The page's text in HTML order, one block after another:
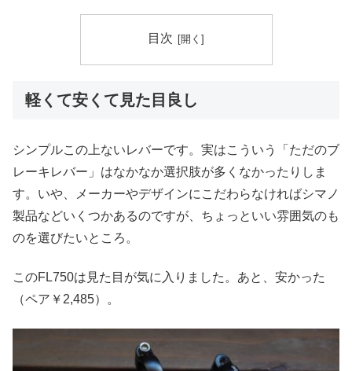
目次
軽くて安くて見た目良し
シンプルこの上ないレバーです。実はこういう「ただのブ
レーキレバー」はなかなか選択肢が多くなかったりしま
す。いや、メーカーやデザインにこだわらなければシマノ
製品などいくつかあるのですが、ちょっといい雰囲気のも
のを選びたいところ。
このFL750は見た目が気に入りました。あと、安かった
（ペア￥2,485）。